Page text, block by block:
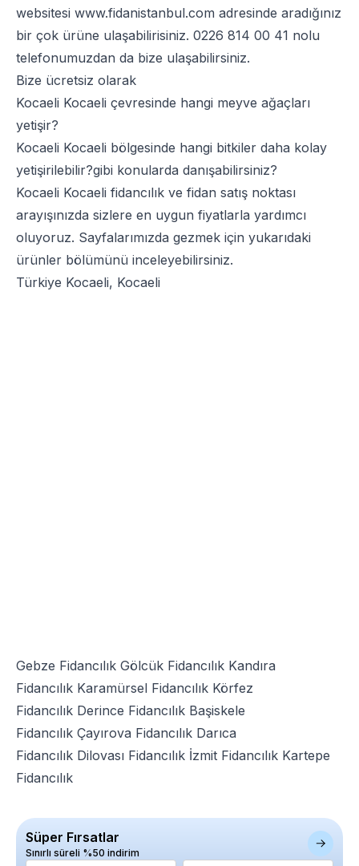
websitesi www.fidanistanbul.com adresinde aradığınız
bir çok ürüne ulaşabilirisiniz. 0226 814 00 41 nolu
telefonumuzdan da bize ulaşabilirsiniz.
Bize ücretsiz olarak
Kocaeli Kocaeli çevresinde hangi meyve ağaçları
yetişir?
Kocaeli Kocaeli bölgesinde hangi bitkiler daha kolay
yetişirilebilir?gibi konularda danışabilirsiniz?
Kocaeli Kocaeli fidancılık ve fidan satış noktası
arayışınızda sizlere en uygun fiyatlarla yardımcı
oluyoruz. Sayfalarımızda gezmek için yukarıdaki
ürünler bölümünü inceleyebilirsiniz.
Türkiye Kocaeli, Kocaeli
Gebze Fidancılık Gölcük Fidancılık Kandıra
Fidancılık Karamürsel Fidancılık Körfez
Fidancılık Derince Fidancılık Başiskele
Fidancılık Çayırova Fidancılık Darıca
Fidancılık Dilovası Fidancılık İzmit Fidancılık Kartepe
Fidancılık
Süper Fırsatlar
Sınırlı süreli %50 indirim